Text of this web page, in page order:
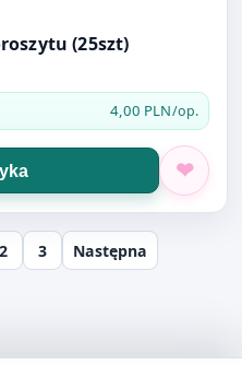
(25szt)
4,00 PLN/op.
2 3 Następna